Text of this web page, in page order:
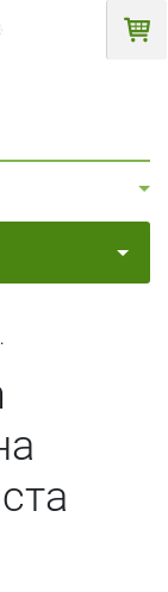
RYUJI